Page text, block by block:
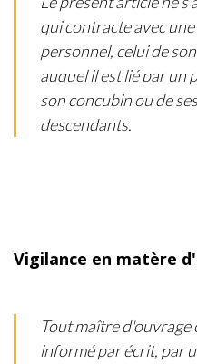
qui contracte avec
personnel, celui de
auquel il est lié par un
son concubin ou de
descendants.
Vigilance en matère
Tout maître
informé par écrit, par